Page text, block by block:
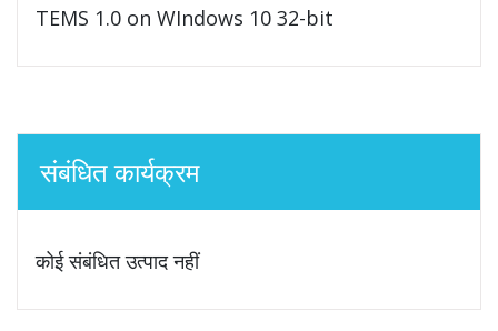
TEMS 1.0 on WIndows 10 32-bit
संबंधित कार्यक्रम
कोई संबंधित उत्पाद नहीं